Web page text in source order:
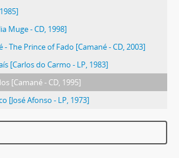
Muge - CD, 1998]
- The Prince of Fado [Camané - CD, 2003]
[Carlos do Carmo - LP, 1983]
[Camané - CD, 1995]
[José Afonso - LP, 1973]